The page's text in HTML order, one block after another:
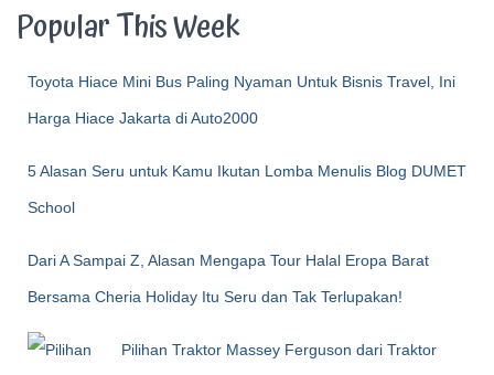
Popular This Week
Toyota Hiace Mini Bus Paling Nyaman Untuk Bisnis Travel, Ini
Harga Hiace Jakarta di Auto2000
5 Alasan Seru untuk Kamu Ikutan Lomba Menulis Blog DUMET
School
Dari A Sampai Z, Alasan Mengapa Tour Halal Eropa Barat
Bersama Cheria Holiday Itu Seru dan Tak Terlupakan!
Pilihan Traktor Massey Ferguson dari Traktor